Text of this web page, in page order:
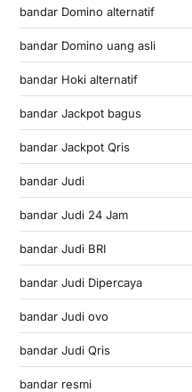
bandar Domino alternatif
bandar Domino uang asli
bandar Hoki alternatif
bandar Jackpot bagus
bandar Jackpot Qris
bandar Judi
bandar Judi 24 Jam
bandar Judi BRI
bandar Judi Dipercaya
bandar Judi ovo
bandar Judi Qris
bandar resmi